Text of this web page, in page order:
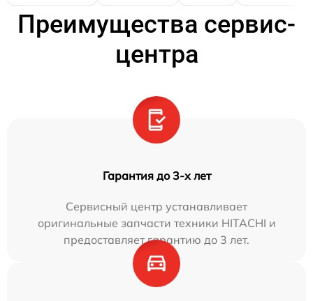
Преимущества сервис-
центра
Гарантия до 3-х лет
Сервисный центр устанавливает
оригинальные запчасти техники HITACHI и
предоставляет гарантию до 3 лет.